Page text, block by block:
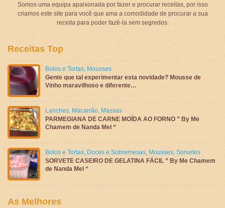
Somos uma equipa apaixonada por fazer e procurar receitas, por isso
criamos este site para você que ama a comodidade de procurar a sua
receita para poder fazê-la sem segredos.
Receitas Top
Bolos e Tortas, Mousses
Gente que tal experimentar esta novidade? Mousse de
Vinho maravilhoso e diferente…
Lanches, Macarrão, Massas
PARMEGIANA DE CARNE MOÍDA AO FORNO ” By Me
Chamem de Nanda Mel “
Bolos e Tortas, Doces e Sobremesas, Mousses, Sorvetes
SORVETE CASEIRO DE GELATINA FÁCIL ” By Me Chamem
de Nanda Mel “
As Melhores